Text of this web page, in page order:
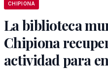
CHIPIONA
La biblioteca
Chipiona
actividad para